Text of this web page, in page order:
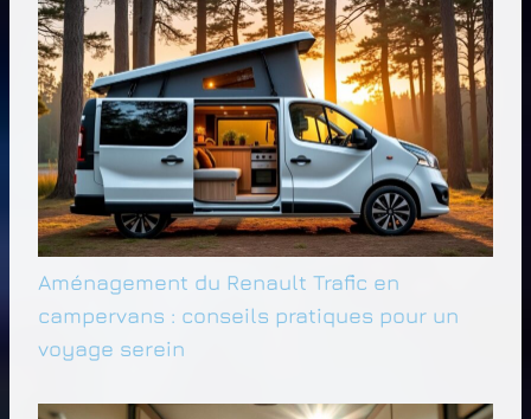
Aménagement du Renault Trafic en
campervans : conseils pratiques pour un
voyage serein